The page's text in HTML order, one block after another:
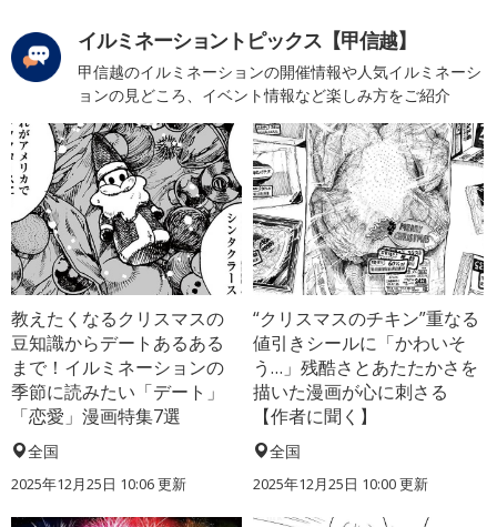
イルミネーショントピックス【甲信越】
甲信越のイルミネーションの開催情報や人気イルミネーシ
ョンの見どころ、イベント情報など楽しみ方をご紹介
教えたくなるクリスマスの
豆知識からデートあるある
まで！イルミネーションの
季節に読みたい「デート」
「恋愛」漫画特集7選
全国
2025年12月25日 10:06 更新
“クリスマスのチキン”重なる
値引きシールに「かわいそ
う…」残酷さとあたたかさを
描いた漫画が心に刺さる
【作者に聞く】
全国
2025年12月25日 10:00 更新